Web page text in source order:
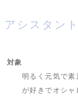
アシスタント
対象
明るく元気で
が好きでオシャ